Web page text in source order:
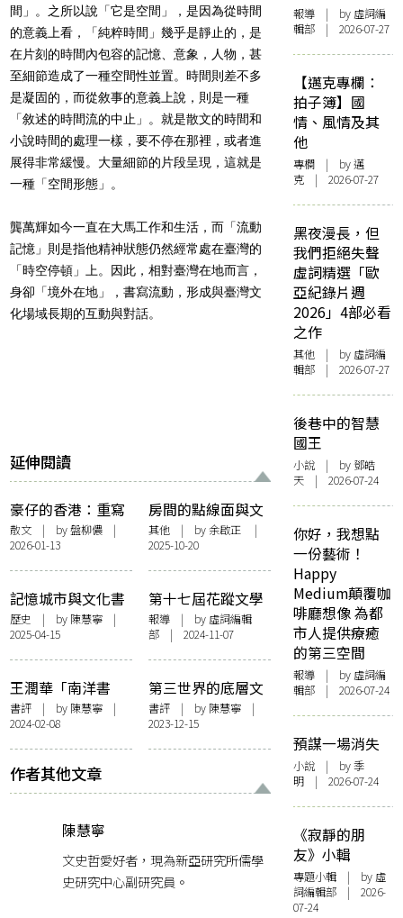
間」。之所以說「它是空間」，是因為從時間
的意義上看，「純粹時間」幾乎是靜止的，是
在片刻的時間內包容的記憶、意象，人物，甚
至細節造成了一種空間性並置。時間則差不多
是凝固的，而從敘事的意義上說，則是一種
「敘述的時間流的中止」。就是散文的時間和
小說時間的處理一樣，要不停在那裡，或者進
展得非常緩慢。大量細節的片段呈現，這就是
一種「空間形態」。
龔萬輝如今一直在大馬工作和生活，而「流動
記憶」則是指他精神狀態仍然經常處在臺灣的
「時空停頓」上。因此，相對臺灣在地而言，
身卻「境外在地」，書寫流動，形成與臺灣文
化場域長期的互動與對話。
延伸閱讀
豪仔的香港：重寫
的城市記憶
散文 | by 盤柳儂 |
2026-01-13
房間的點線面與文
本的叢林──關於
龔萬輝公開講座、
寫作班及其他
其他| by 余啟正 |
2025-10-20
記憶城市與文化書
寫
歷史 | by 陳慧寧 |
2025-04-15
第十七屆花蹤文學
獎開獎 龔萬輝憑首
部長篇小說《人工
少女》獲頒馬華文
學大獎 台灣作家黃
春明獲頒第12屆世
界華文文學獎
報導| by 虛詞編輯
部 | 2024-11-07
王潤華「南洋書
寫」中的記憶與空
間
書評 | by 陳慧寧 |
2024-02-08
第三世界的底層文
學 ──讀瑪哈綏
塔．黛維的〈乳
母〉
書評| by 陳慧寧|
2023-12-15
作者其他文章
陳慧寧
文史哲愛好者，現為新亞研究所儒學
史研究中心副研究員。
報導 | by 虛詞編
輯部 | 2026-07-27
【邁克專欄：
拍子簿】國
情、風情及其
他
專欄 | by邁
克 | 2026-07-27
黑夜漫長，但
我們拒絕失聲
虛詞精選「歐
亞紀錄片週
2026」4部必看
之作
其他 | by 虛詞編
輯部 | 2026-07-27
後巷中的智慧
國王
小說 | by 鄧皓
天 | 2026-07-24
你好，我想點
一份藝術！
Happy
Medium顛覆咖
啡廳想像 為都
市人提供療癒
的第三空間
報導 | by 虛詞編
輯部 | 2026-07-24
預謀一場消失
小說 | by 季
明 | 2026-07-24
《寂靜的朋
友》小輯
專題小輯 | by 虛
詞編輯部 | 2026-
07-24